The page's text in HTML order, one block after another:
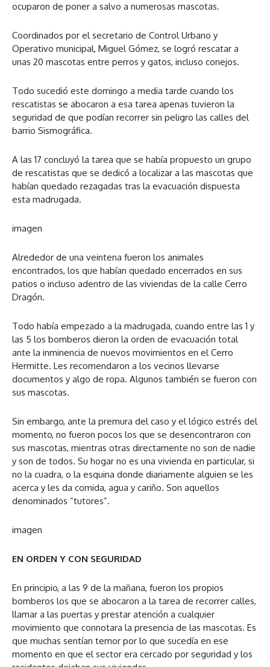
ocuparon de poner a salvo a numerosas mascotas.
Coordinados por el secretario de Control Urbano y
Operativo municipal, Miguel Gómez, se logró rescatar a
unas 20 mascotas entre perros y gatos, incluso conejos.
Todo sucedió este domingo a media tarde cuando los
rescatistas se abocaron a esa tarea apenas tuvieron la
seguridad de que podían recorrer sin peligro las calles del
barrio Sismográfica.
A las 17 concluyó la tarea que se había propuesto un grupo
de rescatistas que se dedicó a localizar a las mascotas que
habían quedado rezagadas tras la evacuación dispuesta
esta madrugada.
imagen
Alrededor de una veintena fueron los animales
encontrados, los que habían quedado encerrados en sus
patios o incluso adentro de las viviendas de la calle Cerro
Dragón.
Todo había empezado a la madrugada, cuando entre las 1 y
las 5 los bomberos dieron la orden de evacuación total
ante la inminencia de nuevos movimientos en el Cerro
Hermitte. Les recomendaron a los vecinos llevarse
documentos y algo de ropa. Algunos también se fueron con
sus mascotas.
Sin embargo, ante la premura del caso y el lógico estrés del
momento, no fueron pocos los que se desencontraron con
sus mascotas, mientras otras directamente no son de nadie
y son de todos. Su hogar no es una vivienda en particular, si
no la cuadra, o la esquina donde diariamente alguien se les
acerca y les da comida, agua y cariño. Son aquellos
denominados “tutores”.
imagen
EN ORDEN Y CON SEGURIDAD
En principio, a las 9 de la mañana, fueron los propios
bomberos los que se abocaron a la tarea de recorrer calles,
llamar a las puertas y prestar atención a cualquier
movimiento que connotara la presencia de las mascotas. Es
que muchas sentían temor por lo que sucedía en ese
momento en que el sector era cercado por seguridad y los